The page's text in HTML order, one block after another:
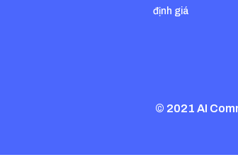
định giá
© 2021 AI